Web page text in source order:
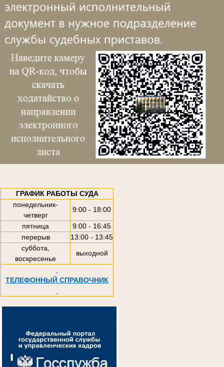
ГРАФИК РАБОТЫ СУДА
понедельник-
четверг
9:00 - 18:00
пятница
9:00 - 16:45
перерыв
13:00 - 13:45
суббота,
воскресенье
выходной
ТЕЛЕФОННЫЙ СПРАВОЧНИК